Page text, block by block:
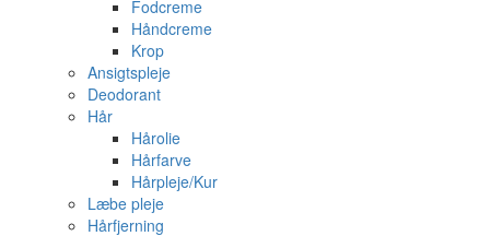
Fodcreme
Håndcreme
Krop
Ansigtspleje
Deodorant
Hår
Hårolie
Hårfarve
Hårpleje/Kur
Læbe pleje
Hårfjerning